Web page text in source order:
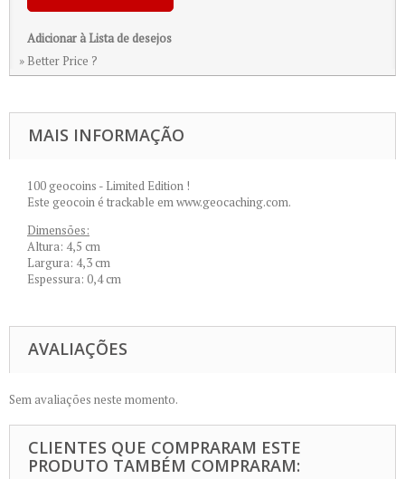
Adicionar à Lista de desejos
» Better Price ?
MAIS INFORMAÇÃO
100 geocoins - Limited Edition !
Este geocoin é trackable em www.geocaching.com.
Dimensões:
Altura: 4,5 cm
Largura: 4,3 cm
Espessura: 0,4 cm
AVALIAÇÕES
Sem avaliações neste momento.
CLIENTES QUE COMPRARAM ESTE
PRODUTO TAMBÉM COMPRARAM: